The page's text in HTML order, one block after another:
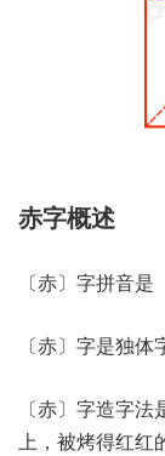
赤字概述
〔赤〕字拼音
〔赤〕字是独体
〔赤〕字造字
上，被烤得红红